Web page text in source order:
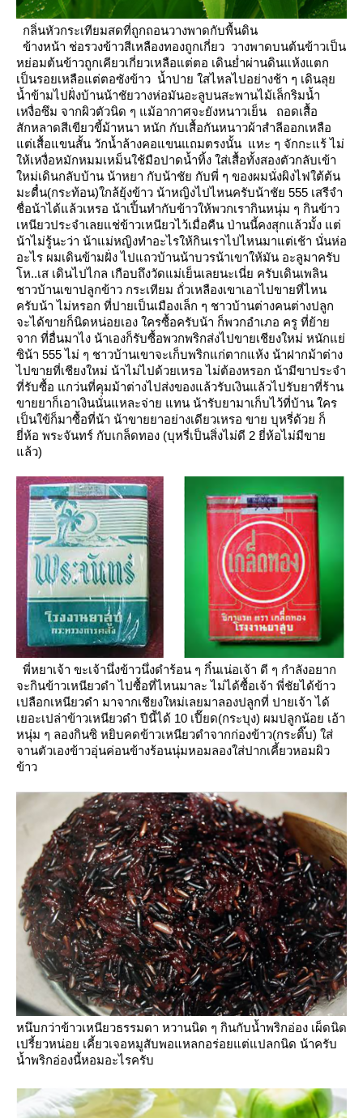
กลิ่นหัวกระเทียมสดที่ถูกถอนวางพาดกับพื้นดิน
ข้างหน้า ช่อรวงข้าวสีเหลืองทองถูกเกี่ยว วางพาดบนต้นข้าวเป็น
หย่อมต้นข้าวถูกเคียวเกี่ยวเหลือแต่ตอ เดินย่ำผ่านดินแห้งแตก
เป็นรอยเหลือแต่ตอซังข้าว น้ำปาย ใสไหลไปอย่างช้า ๆ เดินลุ
น้ำข้ามไปฝั่งบ้านน้าชัยวางห่อมันอะลูบนสะพานไม้เล็กริมน้ำ
เหงื่อซึม จากผิวตัวนิด ๆ แม้อากาศจะยังหนาวเย็น
ถอดเสื้อ
สักหลาดสีเขียวขี้ม้าหนา หนัก กับเสื้อกันหนาวผ้าสำลีออกเหลือ
ต่เสื้อแขนสั้น วักน้ำล้างคอแขนแถมตรงนั้น หะ ๆ จักกะแร้ ไม่
ห้เหงื่อหมักหมมเหม็นใช้มือปาดน้ำทิ้ง ใส่เสื้อทั้งสองตัวกลับเข้า
หม่เดินกลับบ้าน น้าหยา กับน้าชัย กับพี่ ๆ ของผมนั่งผิงไฟใต้ต้น
มะตื๋น(กระท้อน)ใกล้ยุ้งข้าว น้าหญิงไปไหนครับน้าชั 555 เสรีจำ
ชื่อน้าได้แล้วเหรอ น้าเปิ้นทำกับข้าวให้พวกเรากินหนุ่ม ๆ กินข้าว
เหนียวประจำเลยแช่ข้าวเหนียวไว้เมื่อคืน ป่านนี้คงสุกแล้วมั้ง แต่
น้าไม่รู้นะว่า น้าแม่หญิงทำอะไรให้กินเราไปไหนมาแต่เช้า นั่นห่อ
อะไร ผมเดินข้ามฝั่ง ไปแถวบ้านน้าบวรน้าเขาให้มัน อะลูมาครับ
ห..เส เดินไปไกล เกือบถึงวัดแม่เย็นเลยนะเนี่ ครับเดินเพลิน
ชาวบ้านเขาปลูกข้าว กระเทียม ถั่วเหลืองเขาเอาไปขายที่ไหน
ครับน้า ไม่หรอก ที่ปายเป็นเมืองเล็ก ๆ ชาวบ้านต่างคนต่างปลูก
จะได้ขายก็นิดหน่อยเอง ครซื้อครับน้า ก็พวกอำเภอ ครู ที่ย้า
จาก ที่อื่นมาไง น้าเองก็รับซื้อพวกพริกส่งไปขายเชียงใหม่ หนักแย่
ซิน้า 555 ไม่ ๆ ชาวบ้านเขาจะเก็บพริกแก่ตากแห้ง น้าฝากม้าต่าง
ไปขายที่เชียงใหม่ น้าไม่ไปด้วยเหรอ ไม่ต้องหรอก น้ามีขาประจำ
ที่รับซื้อ แกว่นที่คุมม้าต่างไปส่งของแล้วรับเงินแล้วไปรับยาที่ร้าน
ขายยาก็เอาเงินนั่นแหละจ่า ทน น้ารับยามาเก็บไว้ที่บ้าน ใคร
เป็นใข้ก็มาซื้อที่น้า น้าขายยาอย่างเดียวเหรอ ขาย บุหรี่ด้วย ก็
ี่ห้อ พระจันทร์ กับเกล็ดทอง (บุหรี่เป็นสิ่งไม่ดี 2 ยี่ห้อไม่มีขา
ล้ว)
พี่หยาเจ้า ขะเจ้านึ่งข้าวนึ่งดำร้อน ๆ กิ๋นเน่อเจ้า ดี ๆ กำลังอยาก
จะกินข้าวเหนียวดำ ไปซื้อที่ไหนมาละ ไม่ได้ซื้อเจ้า พี่ชัยได้ข้าว
เปลือกเหนียวดำ มาจากเชียงใหม่เลยมาลองปลูกที่ ปายเจ้า ได้
เยอะเปล่าข้าวเหนียวดำ ปีนี้ได้ 10 เปี๊ยด(กระบุง) ผมปลูกน้อย เอ้า
หนุ่ม ๆ ลองกินซิ หยิบคดข้าวเหนียวดำจากก่องข้าว(กระติ๊บ) ใส่
จานตัวเองข้าวอุ่นค่อนข้างร้อนนุ่มหอมลองใส่ปากเคี้ยวหอมผิว
ข้าว
หนึบกว่าข้าวเหนียวธรรมดา หวานนิด ๆ กินกับน้ำพริกอ่อง เผ็ดนิด
เปรี้ยวหน่อย เคี้ยวเจอหมูสับพอแหลกอร่อยแต่แปลกนิด น้าครับ
น้ำพริกอ่องนี้หอมอะไรครับ